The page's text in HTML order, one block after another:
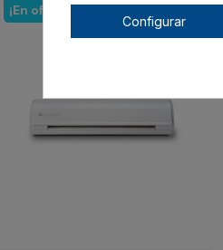
¡En oferta!
Configurar